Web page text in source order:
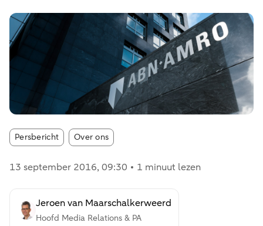
Persbericht Article tags:
Over ons
13 september 2016, 09:30 1 minuut lezen
Jeroen van Maarschalkerweerd
Hoofd Media Relations & PA